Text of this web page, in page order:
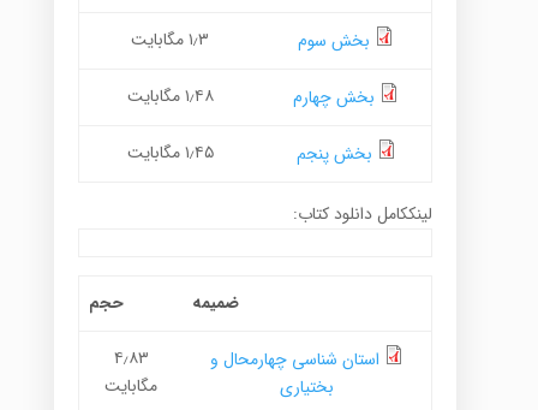
بخش سوم ۱٫۳ مگابایت
بخش چهارم ۱٫۴۸ مگابایت
بخش پنجم ۱٫۴۵ مگابایت
لینککامل دانلود کتاب:
ضمیمه حجم
استان شناسی چهارمحال و
بختیاری
۴٫۸۳
مگابایت